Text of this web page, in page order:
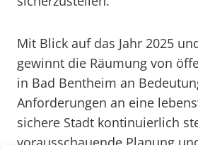
Mit Blick auf das Jahr 2025
gewinnt die Räumung von
in Bad Bentheim an
Anforderungen an eine
sichere Stadt kontinuierlich
vorausschauende Planung